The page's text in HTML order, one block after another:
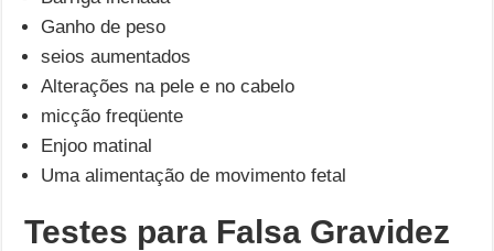
Ganho de peso
seios aumentados
Alterações na pele e no cabelo
micção freqüente
Enjoo matinal
Uma alimentação de movimento fetal
Testes para Falsa Gravidez